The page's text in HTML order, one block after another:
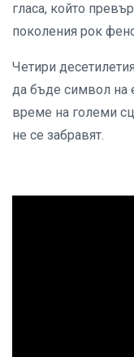
гласа, който
поколения рок
Четири
да бъде символ на
време на големи
не се забравят.